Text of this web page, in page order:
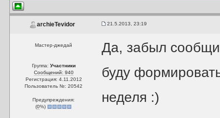
archieTevidor 21.5.2013, 23:19
Мастер-джедай
Группа: Участники
Сообщений: 940
Регистрация: 4.11.2012
Пользователь №: 20542
Предупреждения:
(0%)
Да, забыл
буду
неделя :)